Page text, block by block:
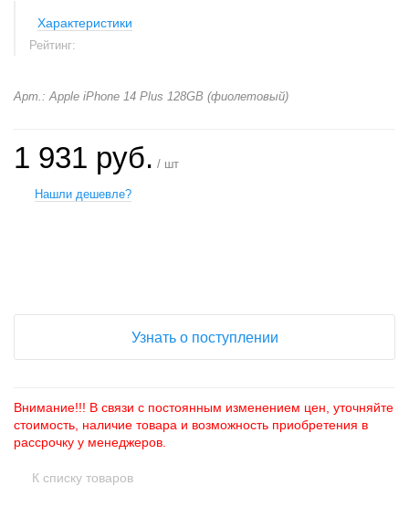
Характеристики
Рейтинг:
Арт.: Apple iPhone 14 Plus 128GB (фиолетовый)
1 931 руб. / шт
Нашли дешевле?
Узнать о поступлении
Внимание!!! В связи с постоянным изменением цен, уточняйте
стоимость, наличие товара и возможность приобретения в
рассрочку у менеджеров.
К списку товаров